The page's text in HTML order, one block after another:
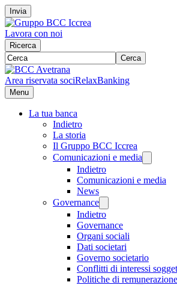
Invia
Lavora con noi
Ricerca
Cerca
Area riservata sociRelaxBanking
Menu
La tua banca
Indietro
La storia
Il Gruppo BCC Iccrea
Comunicazioni e media
Indietro
Comunicazioni e media
News
Governance
Indietro
Governance
Organi sociali
Dati societari
Governo societario
Conflitti di interessi
Politiche di remunerazione